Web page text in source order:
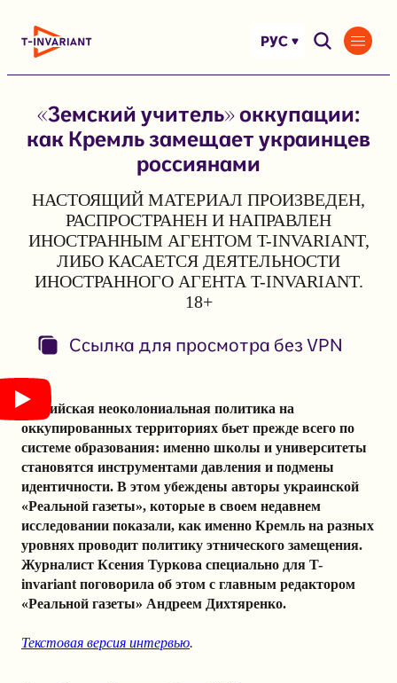
РУС
«Земский учитель» оккупации:
как Кремль замещает украинцев
россиянами
НАСТОЯЩИЙ МАТЕРИАЛ ПРОИЗВЕДЕН,
РАСПРОСТРАНЕН И НАПРАВЛЕН
ИНОСТРАННЫМ АГЕНТОМ T-INVARIANT,
ЛИБО КАСАЕТСЯ ДЕЯТЕЛЬНОСТИ
ИНОСТРАННОГО АГЕНТА T-INVARIANT.
18+
Ссылка для просмотра без VPN
Российская неоколониальная политика на
оккупированных территориях бьет прежде всего по
системе образования: именно школы и университеты
становятся инструментами давления и подмены
идентичности. В этом убеждены авторы украинской
«Реальной газеты», которые в своем недавнем
исследовании показали, как именно Кремль на разных
уровнях проводит политику этнического замещения.
Журналист Ксения Туркова специально для T-
invariant поговорила об этом с главным редактором
«Реальной газеты» Андреем Дихтяренко.
Текстовая версия интервью.